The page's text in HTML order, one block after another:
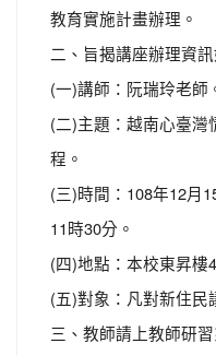
教育實施計畫辦理。
二、旨揭講座辦理資訊
(一)講師：阮瑞玲老師
(二)主題：越南心臺灣
程。
(三)時間：108年12月
11時30分。
(四)地點：本校東昇樓
(五)對象：凡對新住民
三、教師請上教師研